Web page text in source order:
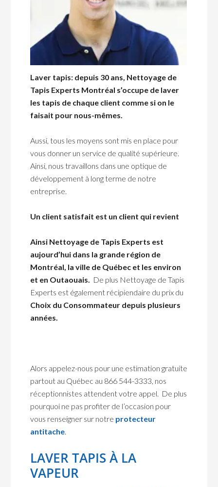
Laver tapis: depuis 30 ans, Nettoyage de
Tapis Experts Montréal s’occupe de laver
les tapis de chaque client comme si on le
faisait pour nous-mêmes.
Aussi, tous les moyens sont mis en place pour
vous donner un service de qualité supérieure.
Ainsi, nous travaillons dans une optique de
développement à long terme de notre
entreprise.
Un client satisfait est un client qui revient
Ainsi Nettoyage de Tapis Experts est
aujourd’hui dans la grande région de
Montréal, la ville de Québec et les environ
et en Outaouais. De plus Nettoyage de Tapis
Experts est également récipiendaire du prix du
Choix du Consommateur depuis plusieurs
années.
Alors appelez-nous pour une estimation gratuite
partout au Québec au 866 544-3333, nos
réceptionnistes attendent votre appel. De plus
pourquoi ne pas profiter de l’occasion pour
vous renseigner sur notre protecteur
antitache
LAVER TAPIS À LA
VAPEUR